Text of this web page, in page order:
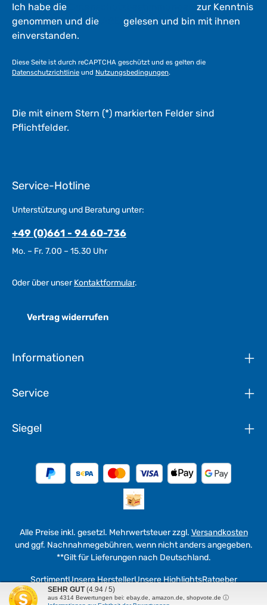
Ich habe die
zur Kenntnis
genommen und die
gelesen und bin mit ihnen
einverstanden.
Diese Seite ist durch reCAPTCHA geschützt und es gelten die
Datenschutzrichtlinie und Nutzungsbedingungen.
Die mit einem Stern (*) markierten Felder sind
Pflichtfelder.
Service-Hotline
Unterstützung und Beratung unter:
+49 (0)661 - 94 60-736
Mo. – Fr. 7.00 – 15.30 Uhr
Oder über unserKontaktformular.
Vertrag widerrufen
Informationen
Service
Siegel
Alle Preise inkl. gesetzl. Mehrwertsteuer zzgl. Versandkosten
und ggf. Nachnahmegebühren, wenn nicht anders angegeben.
**Gilt für Lieferungen nach Deutschland.
© 2026 werkzeuge4u - with byWEMAG in Fulda
SortimentUnsere HerstellerUnsere HighlightsRatgeber
SEHR GUT (4.94 / 5)
aus 4314 Bewertungen bei: ebay.de, amazon.de, shopvote.de ⓘ